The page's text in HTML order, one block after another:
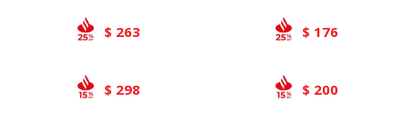
$ 263
$ 298
$ 176
$ 200